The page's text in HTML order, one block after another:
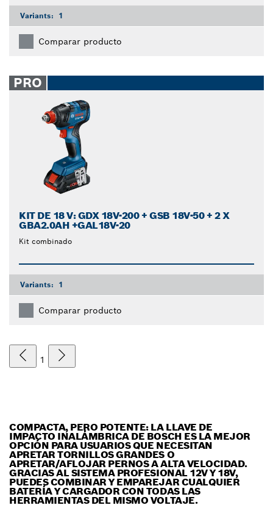
Variants: 1
Comparar producto
PRO
KIT DE 18 V: GDX 18V-200 + GSB 18V-50 + 2 X
GBA2.0AH +GAL18V-20
Kit combinado
Variants: 1
Comparar producto
1
COMPACTA, PERO POTENTE: LA LLAVE DE
IMPACTO INALÁMBRICA DE BOSCH ES LA MEJOR
OPCIÓN PARA USUARIOS QUE NECESITAN
APRETAR TORNILLOS GRANDES O
APRETAR/AFLOJAR PERNOS A ALTA VELOCIDAD.
GRACIAS AL SISTEMA PROFESIONAL 12V Y 18V,
PUEDES COMBINAR Y EMPAREJAR CUALQUIER
BATERÍA Y CARGADOR CON TODAS LAS
HERRAMIENTAS DEL MISMO VOLTAJE.